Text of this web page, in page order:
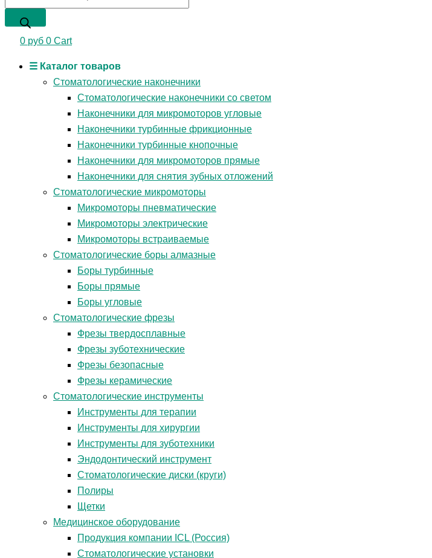
0 руб 0 Cart
☰ Каталог товаров
Стоматологические наконечники
Стоматологические наконечники со светом
Наконечники для микромоторов угловые
Наконечники турбинные фрикционные
Наконечники турбинные кнопочные
Наконечники для микромоторов прямые
Наконечники для снятия зубных отложений
Стоматологические микромоторы
Микромоторы пневматические
Микромоторы электрические
Микромоторы встраиваемые
Стоматологические боры алмазные
Боры турбинные
Боры прямые
Боры угловые
Стоматологические фрезы
Фрезы твердосплавные
Фрезы зуботехнические
Фрезы безопасные
Фрезы керамические
Стоматологические инструменты
Инструменты для терапии
Инструменты для хирургии
Инструменты для зуботехники
Эндодонтический инструмент
Стоматологические диски (круги)
Полиры
Щетки
Медицинское оборудование
Продукция компании ICL (Россия)
Стоматологические установки